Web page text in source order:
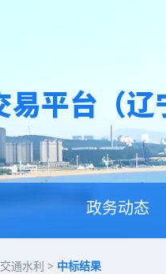
政务动态
交通水利 > 中标结果